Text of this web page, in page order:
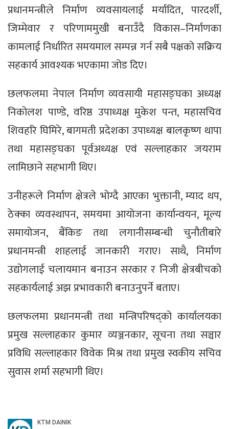
प्रधानमन्त्रीले निर्माण व्यवसायलाई मर्यादित, पारदर्शी,
जिम्मेवार र परिणाममुखी बनाउँदै विकास–निर्माणका
कामलाई निर्धारित समयमाल सम्पन्न गर्न सबै पक्षको सक्रिय
सहकार्य आवश्यक भएकामा जोड दिए।
छलफलमा नेपाल निर्माण व्यवसायी महासङ्घका अध्यक्ष
निकोलश पाण्डे, वरिष्ठ उपाध्यक्ष मुकेश पन्त, महासचिव
शिवहरि घिमिरे, बागमती प्रदेशका उपाध्यक्ष बालकृष्ण थापा
तथा महासङ्घका पूर्वअध्यक्ष एवं सल्लाहकार जयराम
लामिछाने सहभागी थिए।
उनीहरूले निर्माण क्षेत्रले भोग्दै आएका भुक्तानी, म्याद थप,
ठेक्का व्यवस्थापन, समयमा आयोजना कार्यान्वयन, मूल्य
समायोजन, बैंकिङ तथा लगानीसम्बन्धी चुनौतीबारे
प्रधानमन्त्री शाहलाई जानकारी गराए। साथै, निर्माण
उद्योगलाई चलायमान बनाउन सरकार र निजी क्षेत्रबीचको
सहकार्यलाई अझ प्रभावकारी बनाउनुपर्ने बताए।
छलफलमा प्रधानमन्त्री तथा मन्त्रिपरिषद्को कार्यालयका
प्रमुख सल्लाहकार कुमार व्यञ्जनकार, सूचना तथा सञ्चार
प्रविधि सल्लाहकार विवेक मिश्र तथा प्रमुख स्वकीय सचिव
सुवास शर्मा सहभागी थिए।